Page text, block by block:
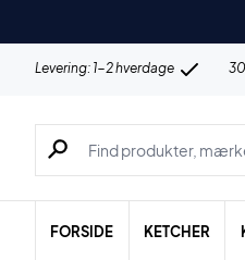
Levering: 1-2 hverdage
Søg efter produkter,
FORSIDE KETCHER